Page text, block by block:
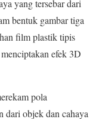
yang tersebar dari
bentuk gambar tiga
film plastik tipis
efek 3D
pola
dari objek dan cahaya